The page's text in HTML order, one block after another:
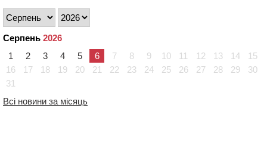
Серпень 2026
1
2 3 4 5 6 7 8 9 10 11 12 13 14
15
16
17 18 19 20 21 22 23 24 25 26 27 28 29
30
31
Всі новини за місяць